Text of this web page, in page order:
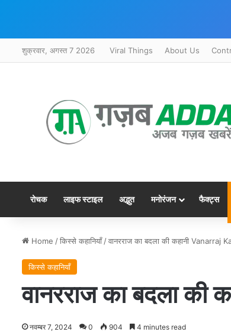
शुक्रवार, अगस्त 7 2026 Viral Things About Us
रोचक लाइफ स्टाइल अद्भुत मनोरंजन फैक्ट्स
Home /किस्से कहानियाँ /वानरराज का बदला की कहानी
किस्से कहानियाँ
वानरराज का बदला
नवम्बर 7, 2024 0 904 4 minutes read